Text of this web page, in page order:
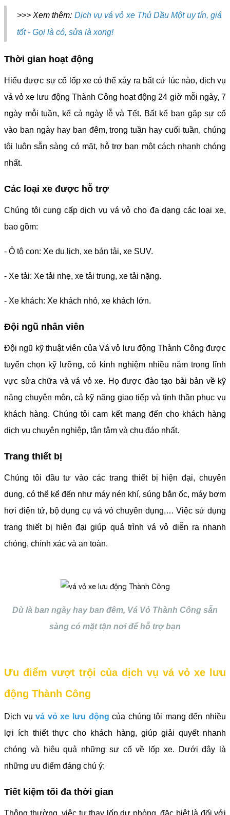
>>> Xem thêm: Dịch vụ vá vỏ xe Thủ Dầu Một uy tín, giá
tốt - Gọi là có, sửa là xong!
Thời gian hoạt động
Hiểu được sự cố lốp xe có thể xảy ra bất cứ lúc nào, dịch vụ
vá vỏ xe lưu động Thành Công hoạt động 24 giờ mỗi ngày, 7
ngày mỗi tuần, kể cả ngày lễ và Tết. Bất kể bạn gặp sự cố
vào ban ngày hay ban đêm, trong tuần hay cuối tuần, chúng
tôi luôn sẵn sàng có mặt, hỗ trợ bạn một cách nhanh chóng
nhất.
Các loại xe được hỗ trợ
Chúng tôi cung cấp dịch vụ vá vỏ cho đa dạng các loại xe,
bao gồm:
- Ô tô con: Xe du lịch, xe bán tải, xe SUV.
- Xe tải: Xe tải nhẹ, xe tải trung, xe tải nặng.
- Xe khách: Xe khách nhỏ, xe khách lớn.
Đội ngũ nhân viên
Đội ngũ kỹ thuật viên của Vá vỏ lưu động Thành Công được
tuyển chọn kỹ lưỡng, có kinh nghiệm nhiều năm trong lĩnh
vực sửa chữa và vá vỏ xe. Họ được đào tạo bài bản về kỹ
năng chuyên môn, cả kỹ năng giao tiếp và tinh thần phục vụ
khách hàng. Chúng tôi cam kết mang đến cho khách hàng
dịch vụ chuyên nghiệp, tận tâm và chu đáo nhất.
Trang thiết bị
Chúng tôi đầu tư vào các trang thiết bị hiện đại, chuyên
dụng, có thể kể đến như máy nén khí, súng bắn ốc, máy bơm
hơi điện tử, bộ dụng cụ vá vỏ chuyên dụng,… Việc sử dụng
trang thiết bị hiện đại giúp quá trình vá vỏ diễn ra nhanh
chóng, chính xác và an toàn.
Dù là ban ngày hay ban đêm, Vá Vỏ Thành Công sẵn
sàng có mặt tận nơi để hỗ trợ bạn
Ưu điểm vượt trội của dịch vụ vá vỏ xe lưu
động Thành Công
Dịch vụvá vỏ xe lưu động của chúng tôi mang đến nhiều
lợi ích thiết thực cho khách hàng, giúp giải quyết nhanh
chóng và hiệu quả những sự cố về lốp xe. Dưới đây là
những ưu điểm đáng chú ý:
Tiết kiệm tối đa thời gian
Thông thường, việc tự thay lốp dự phòng, đặc biệt là đối với